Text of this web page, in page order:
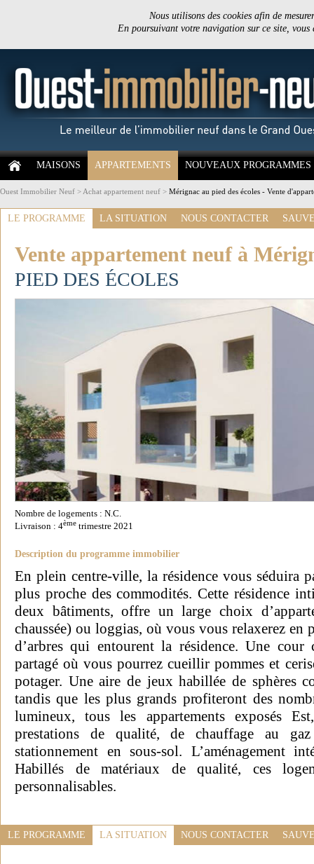
Nous utilisons des cookies afin de
En poursuivant votre navigation sur ce site,
MAISONS APPARTEMENTS NOUVEAUX PROGRAMMES
Ouest Immobilier Neuf > Achat appartement neuf > Mérignac au pied des écoles - Vente
LE PROGRAMME LA SITUATION NOUS CONTACTER
Vente appartement neuf à
PIED DES ÉCOLES
Nombre de logements : N.C.
Livraison : 4ème trimestre 2021
Description du programme immobilier
En plein centre-ville, la résidence vous séduira
plus proche des commodités. Cette résidence
deux bâtiments, offre un large choix
chaussée) ou loggias, où vous vous relaxerez en
d’arbres qui entourent la résidence. Une
partagé où vous pourrez cueillir pommes et
potager. Une aire de jeux habillée de sphères
tandis que les plus grands profiteront des
lumineux, tous les appartements exposés
prestations de qualité, de chauffage au
stationnement en sous-sol. L’aménagement
Habillés de matériaux de qualité, ces
personnalisables.
LE PROGRAMME LA SITUATION NOUS CONTACTER